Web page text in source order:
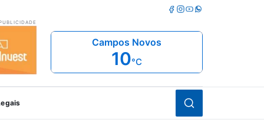
Facebook
Instagram
YoutubeWhatsapp
Campos Novos
10°C
Abrir busca